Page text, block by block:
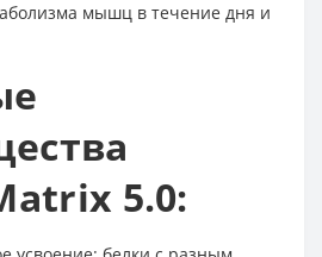
мышц в течение дня и
5.0: